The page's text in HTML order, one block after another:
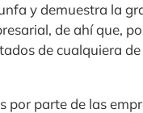
y demuestra la
de ahí que,
de cualquiera de
por parte de las